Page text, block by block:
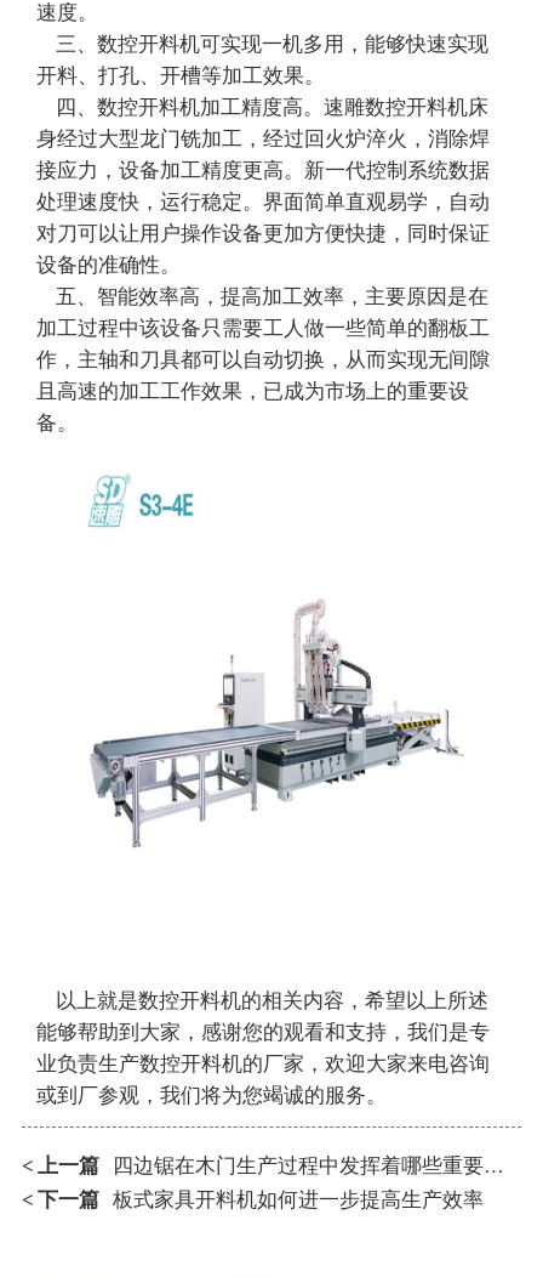
速度。
三、数控开料机可实现一机多用，能够快速实现
开料、打孔、开槽等加工效果。
四、数控开料机加工精度高。速雕数控开料机床
身经过大型龙门铣加工，经过回火炉淬火，消除焊
接应力，设备加工精度更高。新一代控制系统数据
处理速度快，运行稳定。界面简单直观易学，自动
对刀可以让用户操作设备更加方便快捷，同时保证
设备的准确性。
五、智能效率高，提高加工效率，主要原因是在
加工过程中该设备只需要工人做一些简单的翻板工
作，主轴和刀具都可以自动切换，从而实现无间隙
且高速的加工工作效果，已成为市场上的重要设
备。
以上就是数控开料机的相关内容，希望以上所述
能够帮助到大家，感谢您的观看和支持，我们是专
业负责生产数控开料机的厂家，欢迎大家来电咨询
或到厂参观，我们将为您竭诚的服务。
< 上一篇 四边锯在木门生产过程中发挥着哪些重要的作用
< 下一篇 板式家具开料机如何进一步提高生产效率